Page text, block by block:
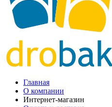
Главная
О компании
Интернет-магазин